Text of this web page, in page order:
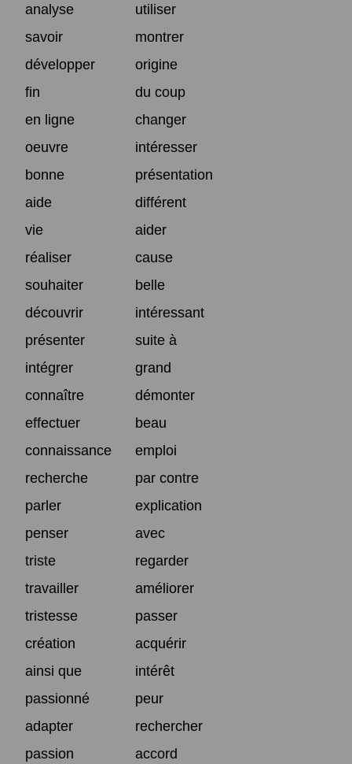
analyse
utiliser
savoir
montrer
développer
origine
fin
du coup
en ligne
changer
oeuvre
intéresser
bonne
présentation
aide
différent
vie
aider
réaliser
cause
souhaiter
belle
découvrir
intéressant
présenter
suite à
intégrer
grand
connaître
démonter
effectuer
beau
connaissance
emploi
recherche
par contre
parler
explication
penser
avec
triste
regarder
travailler
améliorer
tristesse
passer
création
acquérir
ainsi que
intérêt
passionné
peur
adapter
rechercher
passion
accord